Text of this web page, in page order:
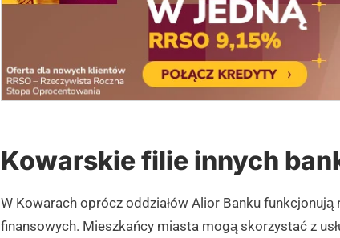
Kowarskie filie innych
W Kowarach oprócz oddziałów Alior Banku
finansowych. Mieszkańcy miasta mogą skorzystać z